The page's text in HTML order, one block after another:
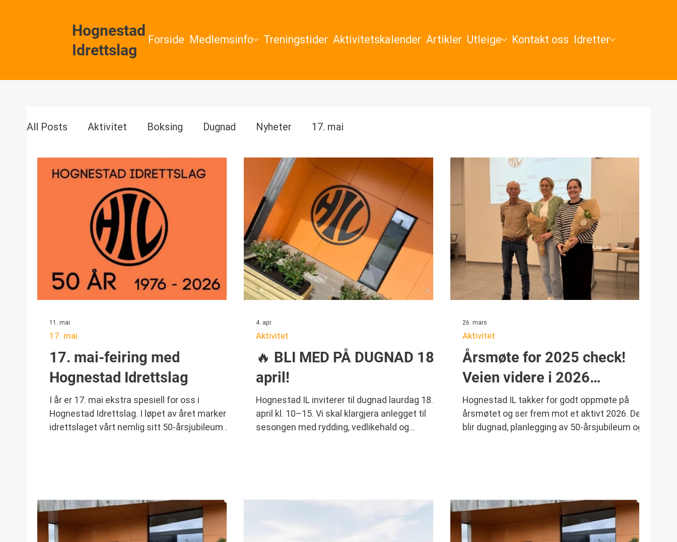
Hognestad
Idrettslag
Forside Medlemsinfo Treningstider Aktivitetskalender Artikler Utleige Kontakt oss Idretter
All Posts Aktivitet Boksing Dugnad Nyheter 17. mai
17. mai-feiring med
Hognestad Idrettslag
I år er 17. mai ekstra spesiell for oss i
Hognestad Idrettslag. I løpet av året markerer
idrettslaget vårt nemlig sitt 50-årsjubileum 🎉
Senere deltar vi også i Folketoget, med
oppmøte kl. 15.30 ved Timehallen/Bryne
storhall. HIL stiller i rekke 1. I folketog
17. mai
11. mai
🔥 BLI MED PÅ DUGNAD 18.
april!
Hognestad IL inviterer til dugnad laurdag 18.
april kl. 10–15. Vi skal klargjera anlegget til
sesongen med rydding, vedlikehald og
Aktivitet
4. apr.
Årsmøte for 2025 check!
Veien videre i 2026…
Hognestad IL takker for godt oppmøte på
årsmøtet og ser frem mot et aktivt 2026. Det
blir dugnad, planlegging av 50-årsjubileum og
Aktivitet
26. mars